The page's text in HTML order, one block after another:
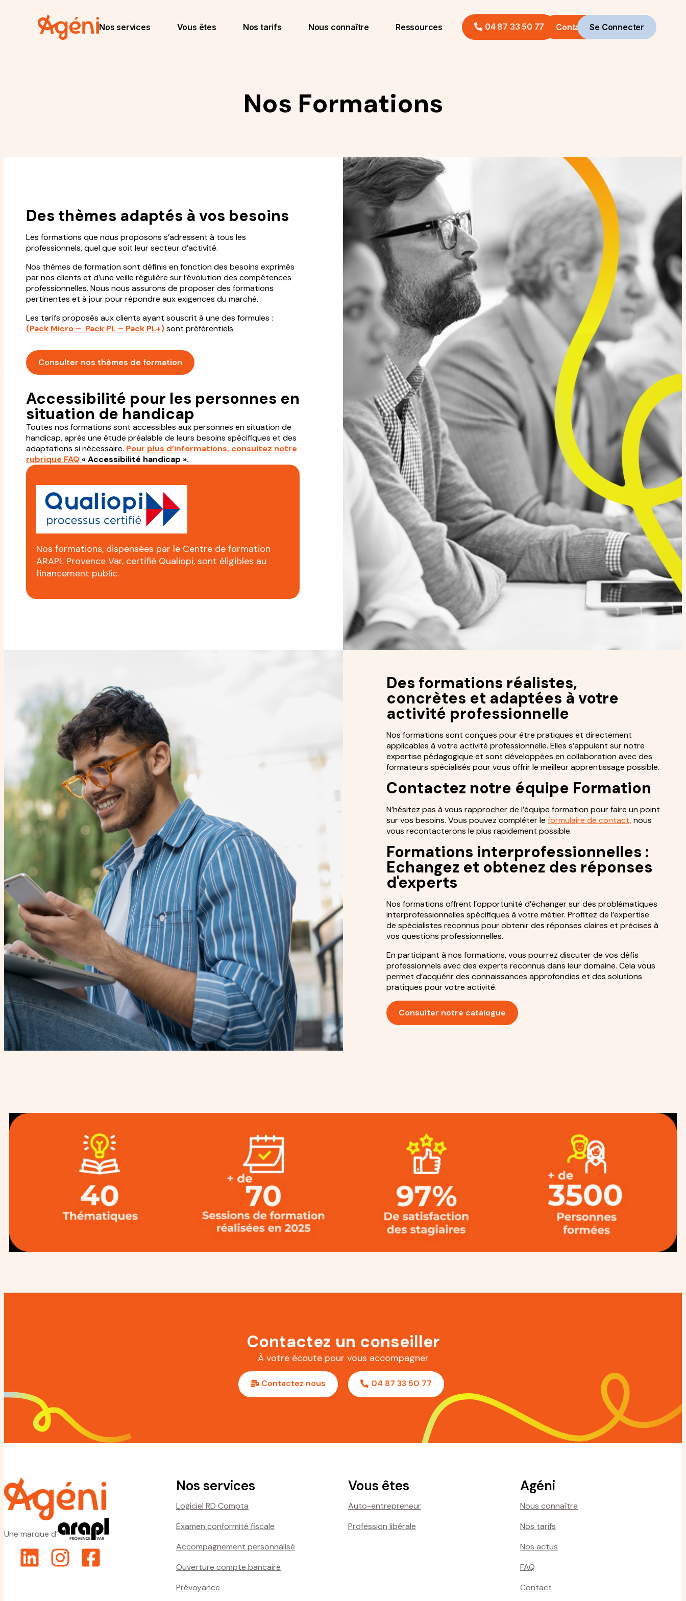
Nos services Vous êtes Nos tarifs Nous connaître Ressources 04 87 33 50 77 Contact Se Connecter
Nos Formations
Des thèmes adaptés à vos besoins
Les formations que nous proposons s’adressent à tous les
professionnels, quel que soit leur secteur d’activité.
Nos thèmes de formation sont définis en fonction des besoins exprimés
par nos clients et d’une veille régulière sur l’évolution des compétences
professionnelles. Nous nous assurons de proposer des formations
pertinentes et à jour pour répondre aux exigences du marché.
Les tarifs proposés aux clients ayant souscrit à une des formules :
(Pack Micro – Pack PL – Pack PL+)sont préférentiels.
Consulter nos thèmes de formation
Accessibilité pour les personnes en
situation de handicap
Toutes nos formations sont accessibles aux personnes en situation de
handicap, après une étude préalable de leurs besoins spécifiques et des
adaptations si nécessaire. Pour plus d’informations, consultez notre
rubrique FAQ « Accessibilité handicap ».
Nos formations, dispensées par le Centre de formation
ARAPL Provence Var, certifié Qualiopi, sont éligibles au
financement public.
Des formations réalistes,
concrètes et adaptées à votre
activité professionnelle
Nos formations sont conçues pour être pratiques et directement
applicables à votre activité professionnelle. Elles s’appuient sur notre
expertise pédagogique et sont développées en collaboration avec des
formateurs spécialisés pour vous offrir le meilleur apprentissage possible.
Contactez notre équipe Formation
N’hésitez pas à vous rapprocher de l’équipe formation pour faire un point
sur vos besoins. Vous pouvez compléter leformulaire de contact,nous
vous recontacterons le plus rapidement possible.
Formations interprofessionnelles :
Echangez et obtenez des réponses
d'experts
Nos formations offrent l’opportunité d’échanger sur des problématiques
interprofessionnelles spécifiques à votre métier. Profitez de l’expertise
de spécialistes reconnus pour obtenir des réponses claires et précises à
vos questions professionnelles.
En participant à nos formations, vous pourrez discuter de vos défis
professionnels avec des experts reconnus dans leur domaine. Cela vous
permet d’acquérir des connaissances approfondies et des solutions
pratiques pour votre activité.
Consulter notre catalogue
Contactez un conseiller
À votre écoute pour vous accompagner
Contactez nous 04 87 33 50 77
Une marque d’
Nos services
Logiciel RD Compta
Examen conformité fiscale
Accompagnement personnalisé
Ouverture compte bancaire
Prévoyance
Vous êtes
Auto-entrepreneur
Profession libérale
Agéni
Nous connaître
Nos tarifs
Nos actus
FAQ
Contact